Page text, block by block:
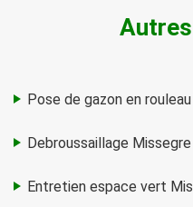
Pose de gazon en
Debroussaillage
Entretien espace vert